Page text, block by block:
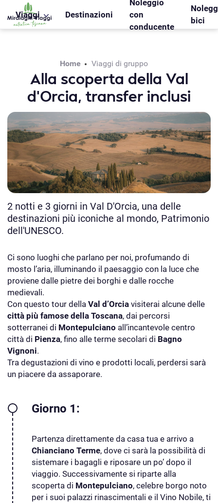
WS_OK_8.2.31
Viaggi Destinazioni
Noleggio
con
conducente
bici
Home Viaggi di gruppo
Alla scoperta della Val
d’Orcia, transfer inclusi
2 notti e 3 giorni in Val D'Orcia, una delle
destinazioni più iconiche al mondo, Patrimonio
dell'UNESCO.
Ci sono luoghi che parlano per noi, profumando di
mosto l’aria, illuminando il paesaggio con la luce che
proviene dalle pietre dei borghi e dalle rocche
medievali.
Con questo tour della Val d’Orcia visiterai alcune delle
città più famose della Toscana, dai percorsi
sotterranei di Montepulciano all’incantevole centro
città di Pienza, fino alle terme secolari di Bagno
Vignoni.
Tra degustazioni di vino e prodotti locali, perdersi sarà
un piacere da assaporare.
Giorno 1:
Partenza direttamente da casa tua e arrivo a
Chianciano Terme, dove ci sarà la possibilità di
sistemare i bagagli e riposare un po’ dopo il
viaggio. Successivamente si riparte alla
scoperta di Montepulciano, celebre borgo noto
per i suoi palazzi rinascimentali e il Vino Nobile, ti